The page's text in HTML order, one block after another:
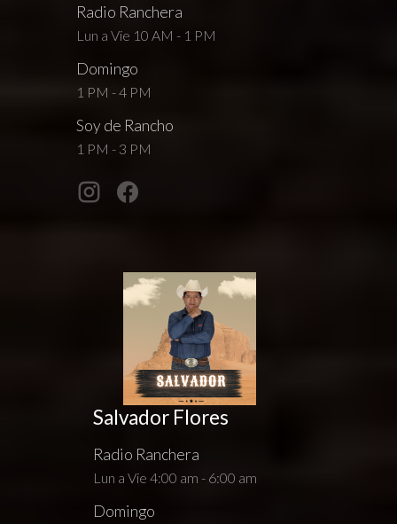
Radio Ranchera
Lun a Vie 10 AM - 1 PM
Domingo
1 PM - 4 PM
Soy de Rancho
1 PM - 3 PM
Salvador Flores
Radio Ranchera
Lun a Vie 4:00 am - 6:00 am
Domingo